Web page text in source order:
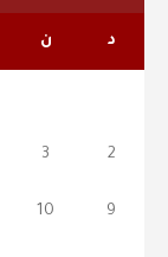
د ن
2
3
9
10